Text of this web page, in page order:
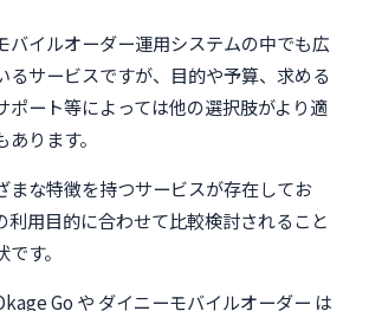
バイルオーダー運用システムの中でも広
るサービスですが、目的や予算、求める
ポート等によっては他の選択肢がより適
ります。
まな特徴を持つサービスが存在してお
利用目的に合わせて比較検討されること
す。
Go や ダイニーモバイルオーダー は